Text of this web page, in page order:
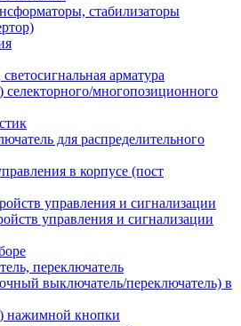
стабилизаторы
арматура
селекторного/многопозиционного
для распределительного
в корпусе (пост
управления и сигнализации
управления и сигнализации
переключатель
выключатель/переключатель) в
нажимной кнопки